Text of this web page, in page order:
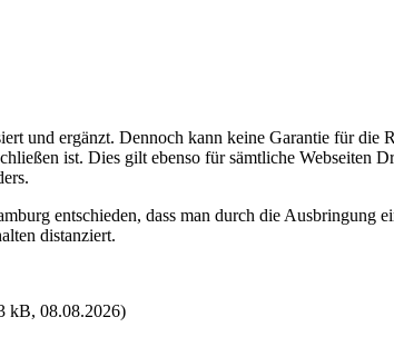
und ergänzt. Dennoch kann keine Garantie für die
ist. Dies gilt ebenso für sämtliche Webseiten
entschieden, dass man durch die Ausbringung
distanziert.
kB, 08.08.2026)